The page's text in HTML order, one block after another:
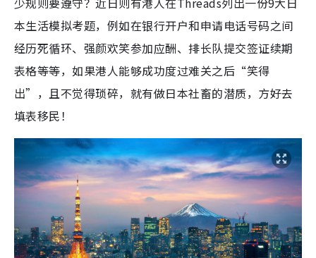
本生活模拟考题，例如在银行开户和申请电话号码之间
经历死循环、强颜欢笑参加应酬、排长队提交签证续期
表格等等，如果港人能够成功度过难关之后“笑得
出”，且不觉得琐碎，就有做日本社畜的潜质，方好去
填表移民！